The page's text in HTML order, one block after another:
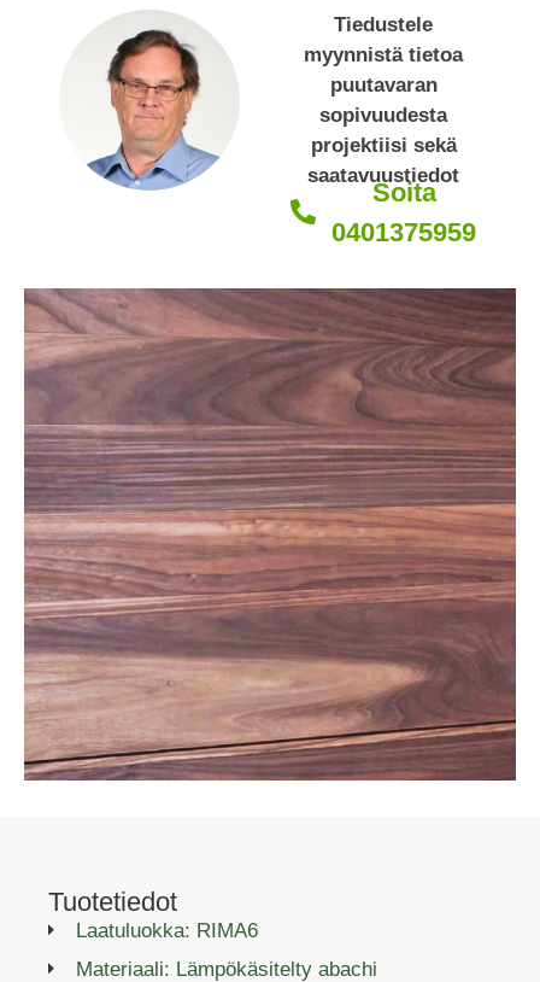
Tiedustele
myynnistä tietoa
puutavaran
sopivuudesta
projektiisi sekä
saatavuustiedot
Soita
0401375959
Tuotetiedot
Laatuluokka: RIMA6
Materiaali: Lämpökäsitelty abachi